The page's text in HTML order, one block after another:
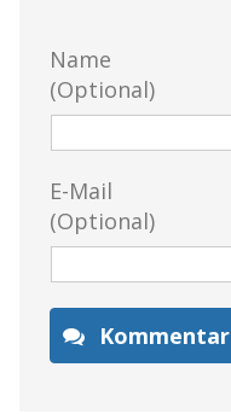
Name
(Optional)
E-Mail
(Optional)